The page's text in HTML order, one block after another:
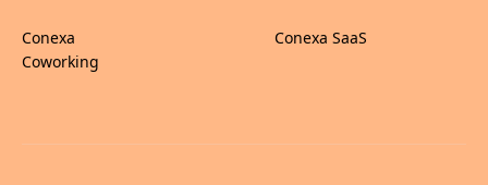
Conexa
Coworking
Conexa SaaS